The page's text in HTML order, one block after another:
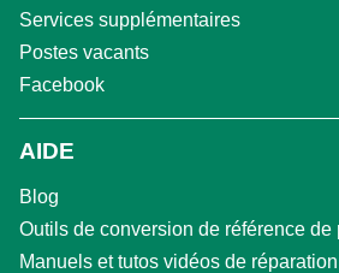
Services supplémentaires
Postes vacants
Facebook
AIDE
Blog
Outils de conversion de référence de
Manuels et tutos vidéos de